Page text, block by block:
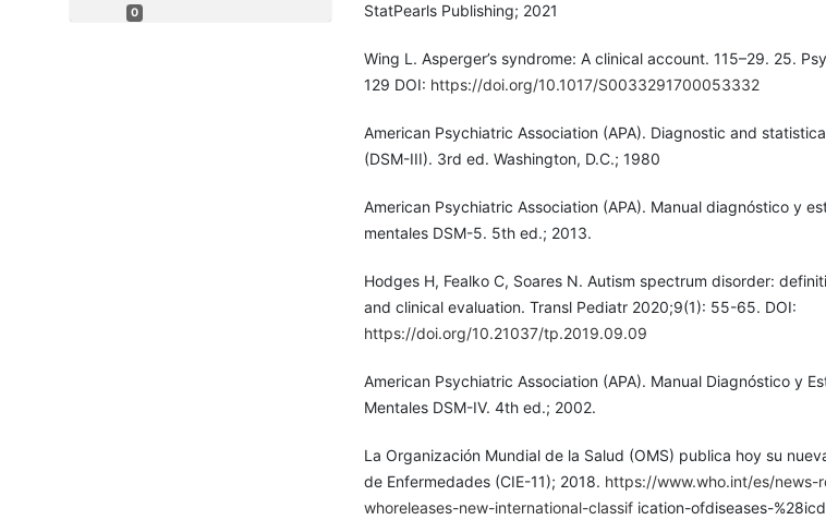
0
StatPearls Publishing; 2021
Wing L. Asperger’s syndrome: A clinical account. 115–29. 25.
129 DOI: https://doi.org/10.1017/S0033291700053332
American Psychiatric Association (APA). Diagnostic and
(DSM-III). 3rd ed. Washington, D.C.; 1980
American Psychiatric Association (APA). Manual diagnóstico y
mentales DSM-5. 5th ed.; 2013.
Hodges H, Fealko C, Soares N. Autism spectrum disorder:
and clinical evaluation. Transl Pediatr 2020;9(1): 55-65. DOI:
https://doi.org/10.21037/tp.2019.09.09
American Psychiatric Association (APA). Manual Diagnóstico y
Mentales DSM-IV. 4th ed.; 2002.
La Organización Mundial de la Salud (OMS) publica hoy su
de Enfermedades (CIE-11); 2018. https://www.who.int/es/
whoreleases-new-international-classification-ofdiseases-